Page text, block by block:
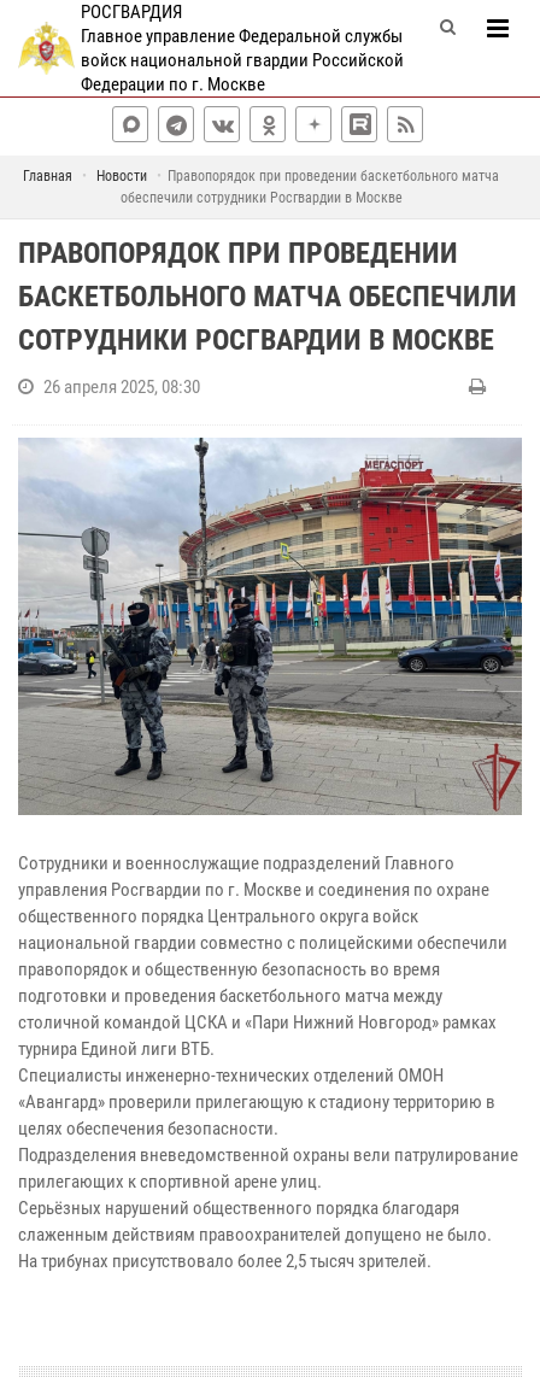
РОСГВАРДИЯ
Главное управление Федеральной службы
войск национальной гвардии Российской
Федерации по г. Москве
Главная Новости
Правопорядок при проведении баскетбольного матча
обеспечили сотрудники Росгвардии в Москве
ПРАВОПОРЯДОК ПРИ ПРОВЕДЕНИИ
БАСКЕТБОЛЬНОГО МАТЧА ОБЕСПЕЧИЛИ
СОТРУДНИКИ РОСГВАРДИИ В МОСКВЕ
26 апреля 2025, 08:30
Сотрудники и военнослужащие подразделений Главного
управления Росгвардии по г. Москве и соединения по охране
общественного порядка Центрального округа войск
национальной гвардии совместно с полицейскими обеспечили
правопорядок и общественную безопасность во время
подготовки и проведения баскетбольного матча между
столичной командой ЦСКА и «Пари Нижний Новгород» рамках
турнира Единой лиги ВТБ.
Специалисты инженерно-технических отделений ОМОН
«Авангард» проверили прилегающую к стадиону территорию в
целях обеспечения безопасности.
Подразделения вневедомственной охраны вели патрулирование
прилегающих к спортивной арене улиц.
Серьёзных нарушений общественного порядка благодаря
слаженным действиям правоохранителей допущено не было.
На трибунах присутствовало более 2,5 тысяч зрителей.